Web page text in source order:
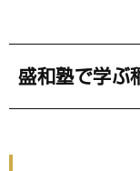
盛和塾で学ぶ